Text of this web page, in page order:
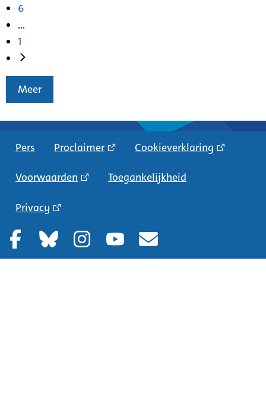
6
...
1
Meer
Pers Proclaimer Cookieverklaring
Voorwaarden Toegankelijkheid
Privacy